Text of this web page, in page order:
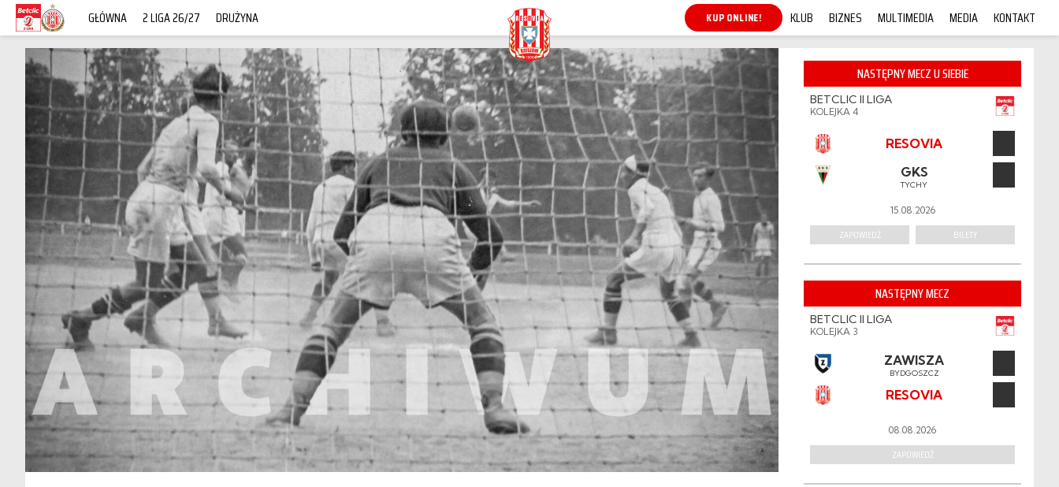
GŁÓWNA 2 LIGA 26/27 DRUŻYNA KUP ONLINE! KLUB BIZNES MULTIMEDIA MEDIA KONTAKT
NASTĘPNY MECZ U SIEBIE
BETCLIC II LIGA
KOLEJKA 4
RESOVIA
GKS
TYCHY
15.08.2026
ZAPOWIEDŹ BILETY
NASTĘPNY MECZ
BETCLIC II LIGA
KOLEJKA 3
ZAWISZA
BYDGOSZCZ
RESOVIA
08.08.2026
ZAPOWIEDŹ